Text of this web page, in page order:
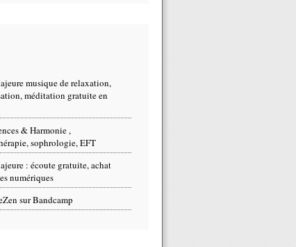
musique de relaxation,
méditation gratuite en
& Harmonie ,
sophrologie, EFT
: écoute gratuite, achat
numériques
sur Bandcamp